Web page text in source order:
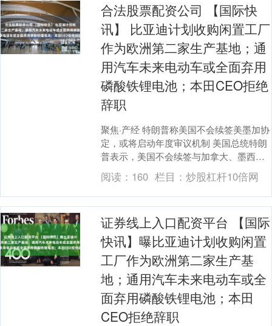
合法股票配资公司 【国际快
讯】 比亚迪计划收购闲置工厂
作为欧洲第二家生产基地；通
用汽车未来电动车或全面弃用
磷酸铁锂电池；本田CEO拒绝
辞职
聚焦·产经 特朗普称美国不会续签美墨加协
定，或将启动年度审议机制 美国总统特朗
普表示，美国不会续签与加拿大、墨西哥
达成的贸易协定，这预示着三方将围绕汽
车及其他重....
阅读： 160 栏目： 炒股杠杆10倍网
证券线上入口配资平台 【国际
快讯】曝比亚迪计划收购闲置
工厂作为欧洲第二家生产基
地；通用汽车未来电动车或全
面弃用磷酸铁锂电池；本田
CEO拒绝辞职